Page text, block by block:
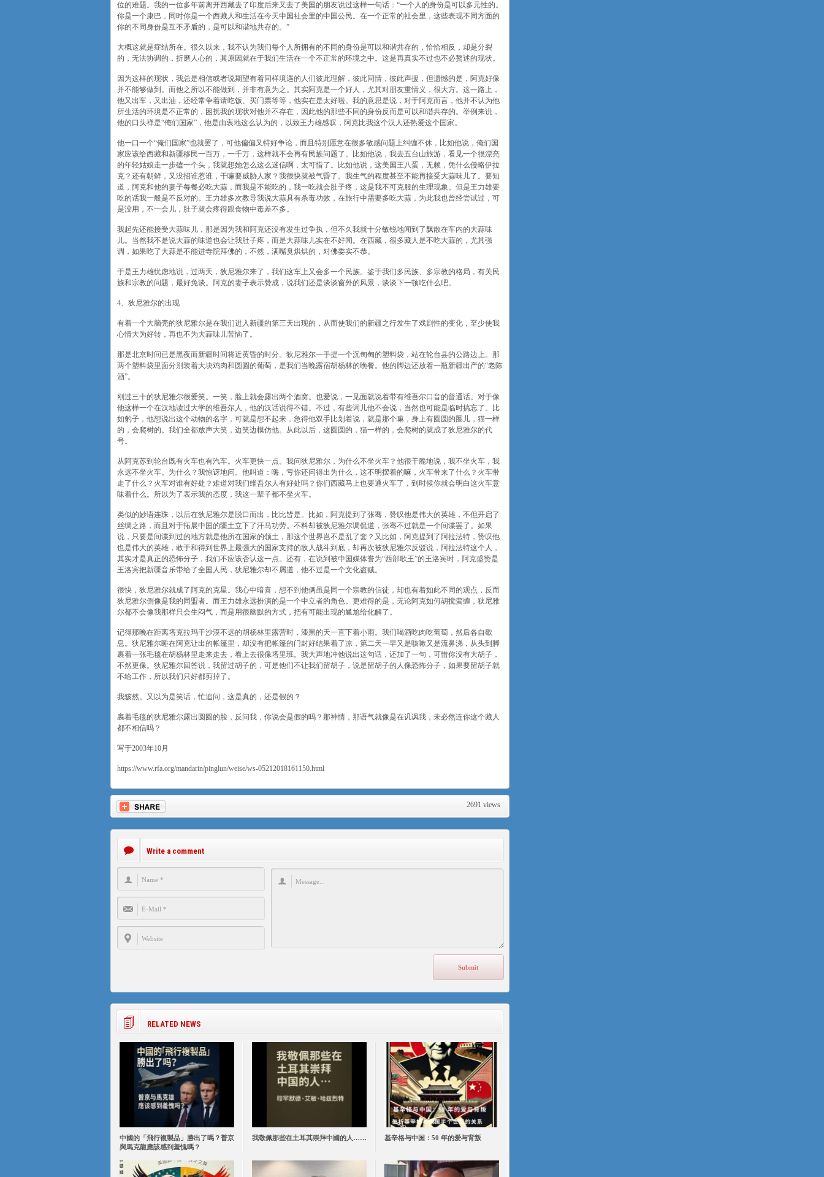
位的难题。我的一位多年前离开西藏去了印度后来又去了美国的朋友说过这样一句话：“一个人的身份是可以多元性的。
你是一个康巴，同时你是一个西藏人和生活在今天中国社会里的中国公民。在一个正常的社会里，这些表现不同方面的
你的不同身份是互不矛盾的，是可以和谐地共存的。”
大概这就是症结所在。很久以来，我不认为我们每个人所拥有的不同的身份是可以和谐共存的，恰恰相反，却是分裂
的，无法协调的，折磨人心的，其原因就在于我们生活在一个不正常的环境之中。这是再真实不过也不必赘述的现状。
因为这样的现状，我总是相信或者说期望有着同样境遇的人们彼此理解，彼此同情，彼此声援，但遗憾的是，阿克好像
并不能够做到。而他之所以不能做到，并非有意为之。其实阿克是一个好人，尤其对朋友重情义，很大方。这一路上，
他又出车，又出油，还经常争着请吃饭、买门票等等，他实在是太好啦。我的意思是说，对于阿克而言，他并不认为他
所生活的环境是不正常的，困扰我的现状对他并不存在，因此他的那些不同的身份反而是可以和谐共存的。举例来说，
他的口头禅是“俺们国家”，他是由衷地这么认为的，以致王力雄感叹，阿克比我这个汉人还热爱这个国家。
他一口一个“俺们国家”也就罢了，可他偏偏又特好争论，而且特别愿意在很多敏感问题上纠缠不休，比如他说，俺们国
家应该给西藏和新疆移民一百万，一千万，这样就不会再有民族问题了。比如他说，我去五台山旅游，看见一个很漂亮
的年轻姑娘走一步磕一个头，我就想她怎么这么迷信啊，太可惜了。比如他说，这美国王八蛋，无赖，凭什么侵略伊拉
克？还有朝鲜，又没招谁惹谁，干嘛要威胁人家？我很快就被气昏了。我生气的程度甚至不能再接受大蒜味儿了。要知
道，阿克和他的妻子每餐必吃大蒜，而我是不能吃的，我一吃就会肚子疼，这是我不可克服的生理现象。但是王力雄要
吃的话我一般是不反对的。王力雄多次教导我说大蒜具有杀毒功效，在旅行中需要多吃大蒜，为此我也曾经尝试过，可
是没用，不一会儿，肚子就会疼得跟食物中毒差不多。
我起先还能接受大蒜味儿，那是因为我和阿克还没有发生过争执，但不久我就十分敏锐地闻到了飘散在车内的大蒜味
儿。当然我不是说大蒜的味道也会让我肚子疼，而是大蒜味儿实在不好闻。在西藏，很多藏人是不吃大蒜的，尤其强
调，如果吃了大蒜是不能进寺院拜佛的，不然，满嘴臭烘烘的，对佛委实不恭。
于是王力雄忧虑地说，过两天，狄尼雅尔来了，我们这车上又会多一个民族。鉴于我们多民族、多宗教的格局，有关民
族和宗教的问题，最好免谈。阿克的妻子表示赞成，说我们还是谈谈窗外的风景，谈谈下一顿吃什么吧。
4、狄尼雅尔的出现
有着一个大脑壳的狄尼雅尔是在我们进入新疆的第三天出现的，从而使我们的新疆之行发生了戏剧性的变化，至少使我
心情大为好转，再也不为大蒜味儿苦恼了。
那是北京时间已是黑夜而新疆时间将近黄昏的时分。狄尼雅尔一手提一个沉甸甸的塑料袋，站在轮台县的公路边上。那
两个塑料袋里面分别装着大块鸡肉和圆圆的葡萄，是我们当晚露宿胡杨林的晚餐。他的脚边还放着一瓶新疆出产的“老陈
酒”。
刚过三十的狄尼雅尔很爱笑。一笑，脸上就会露出两个酒窝。也爱说，一见面就说着带有维吾尔口音的普通话。对于像
他这样一个在汉地读过大学的维吾尔人，他的汉话说得不错。不过，有些词儿他不会说，当然也可能是临时搞忘了。比
如豹子，他想说出这个动物的名字，可就是想不起来，急得他双手比划着说，就是那个嘛，身上有圆圆的圈儿，猫一样
的，会爬树的。我们全都放声大笑，边笑边模仿他。从此以后，这圆圆的，猫一样的，会爬树的就成了狄尼雅尔的代
号。
从阿克苏到轮台既有火车也有汽车。火车更快一点。我问狄尼雅尔，为什么不坐火车？他很干脆地说，我不坐火车，我
永远不坐火车。为什么？我惊讶地问。他叫道：嗨，亏你还问得出为什么，这不明摆着的嘛，火车带来了什么？火车带
走了什么？火车对谁有好处？难道对我们维吾尔人有好处吗？你们西藏马上也要通火车了，到时候你就会明白这火车意
味着什么。所以为了表示我的态度，我这一辈子都不坐火车。
类似的妙语连珠，以后在狄尼雅尔是脱口而出，比比皆是。比如，阿克提到了张骞，赞叹他是伟大的英雄，不但开启了
丝绸之路，而且对于拓展中国的疆土立下了汗马功劳。不料却被狄尼雅尔调侃道，张骞不过就是一个间谍罢了。如果
说，只要是间谍到过的地方就是他所在国家的领土，那这个世界岂不是乱了套？又比如，阿克提到了阿拉法特，赞叹他
也是伟大的英雄，敢于和得到世界上最强大的国家支持的敌人战斗到底，却再次被狄尼雅尔反驳说，阿拉法特这个人，
其实才是真正的恐怖分子，我们不应该否认这一点。还有，在说到被中国媒体誉为“西部歌王”的王洛宾时，阿克盛赞是
王洛宾把新疆音乐带给了全国人民，狄尼雅尔却不屑道，他不过是一个文化盗贼。
很快，狄尼雅尔就成了阿克的克星。我心中暗喜，想不到他俩虽是同一个宗教的信徒，却也有着如此不同的观点，反而
狄尼雅尔倒像是我的同盟者。而王力雄永远扮演的是一个中立者的角色。更难得的是，无论阿克如何胡搅蛮缠，狄尼雅
尔都不会像我那样只会生闷气，而是用很幽默的方式，把有可能出现的尴尬给化解了。
记得那晚在距离塔克拉玛干沙漠不远的胡杨林里露营时，漆黑的天一直下着小雨。我们喝酒吃肉吃葡萄，然后各自歇
息。狄尼雅尔睡在阿克让出的帐篷里，却没有把帐篷的门封好结果着了凉，第二天一早又是咳嗽又是流鼻涕，从头到脚
裹着一张毛毯在胡杨林里走来走去，看上去很像塔里班。我大声地冲他说出这句话，还加了一句，可惜你没有大胡子，
不然更像。狄尼雅尔回答说，我留过胡子的，可是他们不让我们留胡子，说是留胡子的人像恐怖分子，如果要留胡子就
不给工作，所以我们只好都剪掉了。
我骇然。又以为是笑话，忙追问，这是真的，还是假的？
裹着毛毯的狄尼雅尔露出圆圆的脸，反问我，你说会是假的吗？那神情，那语气就像是在讥讽我，未必然连你这个藏人
都不相信吗？
写于2003年10月
https://www.rfa.org/mandarin/pinglun/weise/ws-05212018161150.html
2691 views
Write a comment
RELATED NEWS
中國的「飛行複製品」勝出了嗎？普京
與馬克龍應該感到羞愧嗎？
我敬佩那些在土耳其崇拜中國的人…… 基辛格与中国：50 年的爱与背叛